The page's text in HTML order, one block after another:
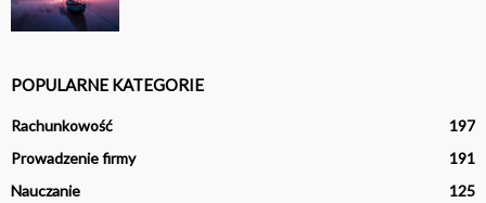
POPULARNE KATEGORIE
Rachunkowość
197
Prowadzenie firmy
191
Nauczanie
125